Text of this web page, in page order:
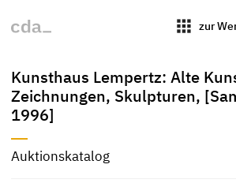
apps zur
Kunsthaus Lempertz: Alte
Zeichnungen, Skulpturen,
1996]
Auktionskatalog